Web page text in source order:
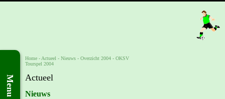
Menu
Home - Actueel - Nieuws - Overzicht 2004 - OKSV
Tourspel 2004
Actueel
Nieuws